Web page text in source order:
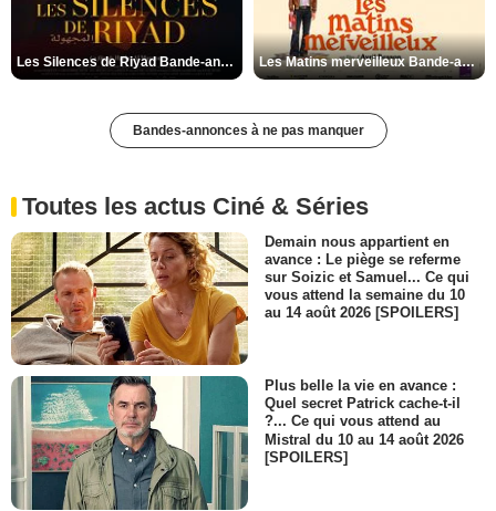
Les Silences de Riyad Bande-annonce VO STFR Les Matins merveilleux Bande-annonce VF
Bandes-annonces à ne pas manquer
Toutes les actus Ciné & Séries
Demain nous appartient en
avance : Le piège se referme
sur Soizic et Samuel... Ce qui
vous attend la semaine du 10
au 14 août 2026 [SPOILERS]
Plus belle la vie en avance :
Quel secret Patrick cache-t-il
?... Ce qui vous attend au
Mistral du 10 au 14 août 2026
[SPOILERS]